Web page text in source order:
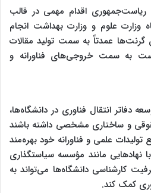
ریاست‌جمهوری اقدام مهمی در قالب
در ۲۰ دانشگاه وزارت علوم و وزارت بهداشت انجام
عمدتاً به سمت تولید مقالات
به سمت خروجی‌های فناورانه و
دفاتر انتقال فناوری در دانشگاه‌ها،
و ساختاری مشخصی داشته باشند
علمی و فناورانه خود بهره‌مند
نهادهایی مانند مؤسسه سیاستگذاری
کارشناسی دانشگاه‌ها می‌تواند به
کمک کند.